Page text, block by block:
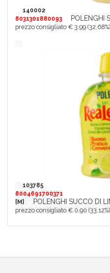
140002
8031301880093
POLENGHI
prezzo consigliato € 3.99 (32.68%)
103785
8004691700371
[M]
POLENGHI SUCCO DI
prezzo consigliato € 0.90 (33.12%)